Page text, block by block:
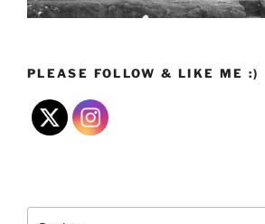
PLEASE FOLLOW & LIKE ME :)